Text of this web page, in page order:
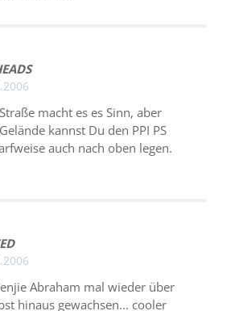
macht es es Sinn, aber
kannst Du den PPI PS
auch nach oben legen.
Abraham mal wieder über
hinaus gewachsen... cooler